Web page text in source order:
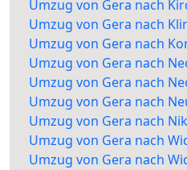
Umzug von Gera nach
Umzug von Gera nach
Umzug von Gera nach
Umzug von Gera nach
Umzug von Gera nach
Umzug von Gera nach
Umzug von Gera nach
Umzug von Gera nach
Umzug von Gera nach